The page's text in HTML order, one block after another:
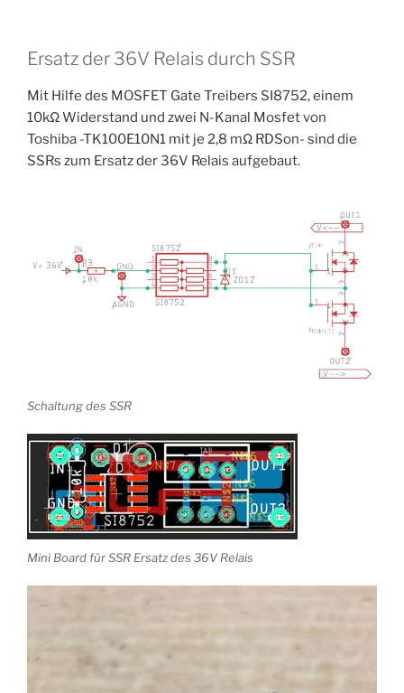
Ersatz der 36V Relais durch SSR
Mit Hilfe des MOSFET Gate Treibers SI8752, einem
10kΩ Widerstand und zwei N-Kanal Mosfet von
Toshiba -TK100E10N1 mit je 2,8 mΩ RDSon- sind die
SSRs zum Ersatz der 36V Relais aufgebaut.
Schaltung des SSR
Mini Board für SSR Ersatz des 36V Relais